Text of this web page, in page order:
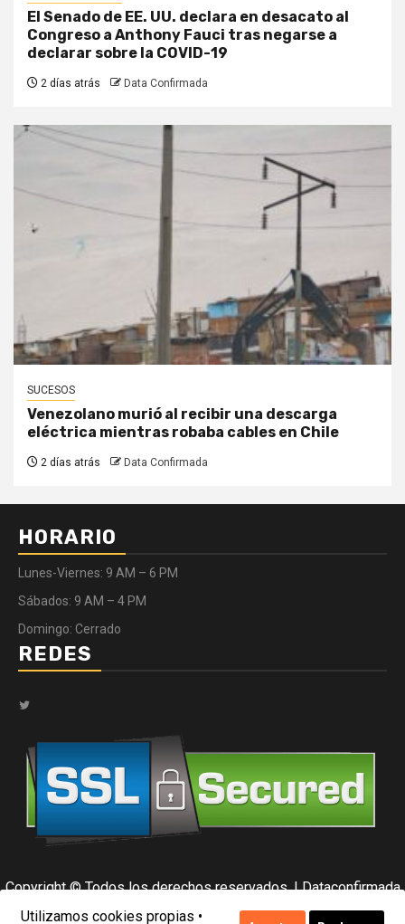
El Senado de EE. UU. declara en desacato al
Congreso a Anthony Fauci tras negarse a
declarar sobre la COVID-19
2 días atrás Data Confirmada
SUCESOS
Venezolano murió al recibir una descarga
eléctrica mientras robaba cables en Chile
2 días atrás Data Confirmada
HORARIO
Lunes-Viernes: 9 AM – 6 PM
Sábados: 9 AM – 4 PM
Domingo: Cerrado
REDES
Twitter
Copyright © Todos los derechos reservados.|Dataconfirmada
por Data Center.
Utilizamos cookies propias •